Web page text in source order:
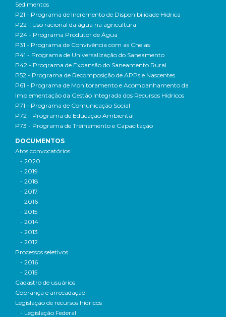
Sedimentos
P21 - Programa de Incremento de Disponibilidade Hídrica
P22 - Uso racional da água na agricultura
P24 - Programa Produtor de Água
P31 - Programa de Convivência com as Cheias
P41 - Programa de Universalização do Saneamento
P42 - Programa de Expansão do Saneamento Rural
P52 - Programa de Recomposição de APPs e Nascentes
P61 - Programa de Monitoramento e Acompanhamento da
Implementação da Gestão Integrada dos Recursos Hídricos
P71 - Programa de Comunicação Social
P72 - Programa de Educação Ambiental
P73 - Programa de Treinamento e Capacitação
DOCUMENTOS
Atos convocatórios
- 2020
- 2019
- 2018
- 2017
- 2016
- 2015
- 2014
- 2013
- 2012
Processos seletivos
- 2016
- 2015
Cadastro de usuários
Cobrança e arrecadação
Legislação de recursos hídricos
- Legislação Federal